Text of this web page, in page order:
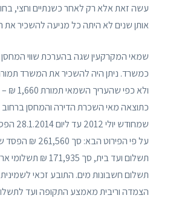
אותן שנים לא היתה כל מניעה להשכיר את
שמאי המקרקעין שגה בהערכת שווי
כתוצאה מאי השכרת הדירה והמחסן
תשלום חשבונות מים. התובע זכאי
הצמדה וריבית מאמצע התקופה ועד